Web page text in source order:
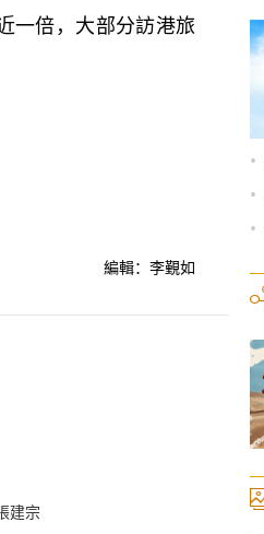
倍，大部分訪港旅
編輯：李覲如
建宗
•
•
•